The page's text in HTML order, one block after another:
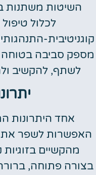
השיטות משתנות
לכלול
קוגניטיבית-
מספק סביבה בטוחה
לשתף, להקשיב
אחד היתרונות
האפשרות לשפר את
מהקשיים
בצורה פתוחה,